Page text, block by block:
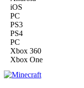
iOS
PC
PS3
PS4
PC
Xbox 360
Xbox One